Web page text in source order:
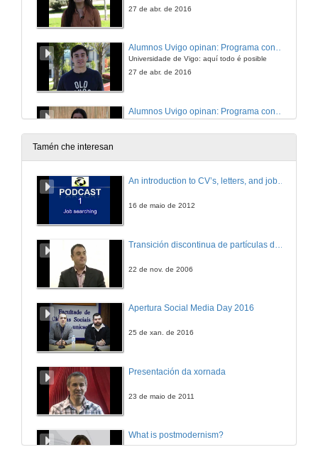
27 de abr. de 2016
Alumnos Uvigo opinan: Programa conxunto ADE-Dereito
Universidade de Vigo: aquí todo é posible
27 de abr. de 2016
Universidade de Vigo: aquí todo é posible
27 de abr. de 2016
Universidade de Vigo: aquí todo é posible
Tamén che interesan
An introduction to CV’s, letters, and job searching
16 de maio de 2012
22 de nov. de 2006
Apertura Social Media Day 2016
25 de xan. de 2016
Presentación da xornada
23 de maio de 2011
What is postmodernism?